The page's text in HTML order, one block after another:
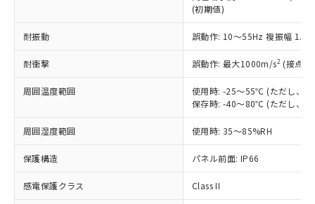
(初期値)
耐振動 誤動作: 10～55Hz 複振幅
耐衝撃 誤動作: 最大1000m/s2 (接点
周囲温度範囲
使用時: -25～55℃ (ただし、氷
保存時: -40～80℃ (ただし、氷
周囲湿度範囲 使用時: 35～85%RH
保護構造 パネル前面: IP66
感電保護クラス Class II
販売ネットワーク
」をご確認
在庫状況および標準価格結果を当社の
事前の承諾なく第三者に漏洩または開
示しないようお願いします。
マイパーツ機能（部品リスト作成サー
ビス）をご利用いただくには、I-Web
メンバーズにご登録されている必要が
お客様が当ウェブサイト上で当社にご
登録された部品リストについて、当社
および当社の共同利用者が、当社の製
品・サービスに関するお客様との取
引・商談に必要な範囲で利用すること
部品在庫の切り替え状況などにより、予定
月が前後することがあります。
※3 非含有証明書ダウンロード
下記の非含有証明書をダウンロードするこ
とができます。
「ｅ」：有害物質（10物質）のすべてが基
準値以下であることを示します。
「10」：通常の使用状況下において有害物
質が外部に漏えいし、環境に深刻な影響を
及ぼさない年数を意味します。
「－」：未確認です。当社販売部門へお問
い合わせください。
当社は、貴社製品を第三者に販売する
場合は、上記1、2および3の内容を当
該第三者に通知します。また当社は、
販売先および販売に係わる関係者が違
法に輸出するおそれがある場合は、取
り引きをいたしません。
たはお客様担当のオムロン制御
機器販売店・当社販売員にご確
白
受注生産機種、また在庫状況の
情報を公開していない機種